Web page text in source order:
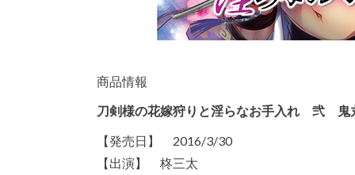
商品情報
刀剣様の花嫁狩りと淫らなお手入れ 弐 鬼
【発売日】 2016/3/30
【出演】 柊三太